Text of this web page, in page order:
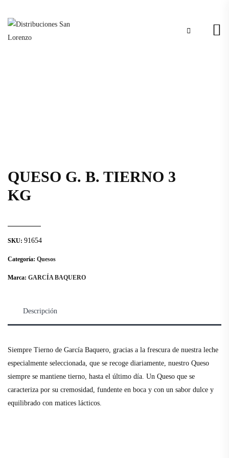
QUESO G. B. TIERNO 3
KG
SKU: 91654
Categoría: Quesos
Marca: GARCÍA BAQUERO
Descripción
Siempre Tierno de García Baquero, gracias a la frescura de nuestra leche
especialmente seleccionada, que se recoge diariamente, nuestro Queso
siempre se mantiene tierno, hasta el último día. Un Queso que se
caracteriza por su cremosidad, fundente en boca y con un sabor dulce y
equilibrado con matices lácticos.